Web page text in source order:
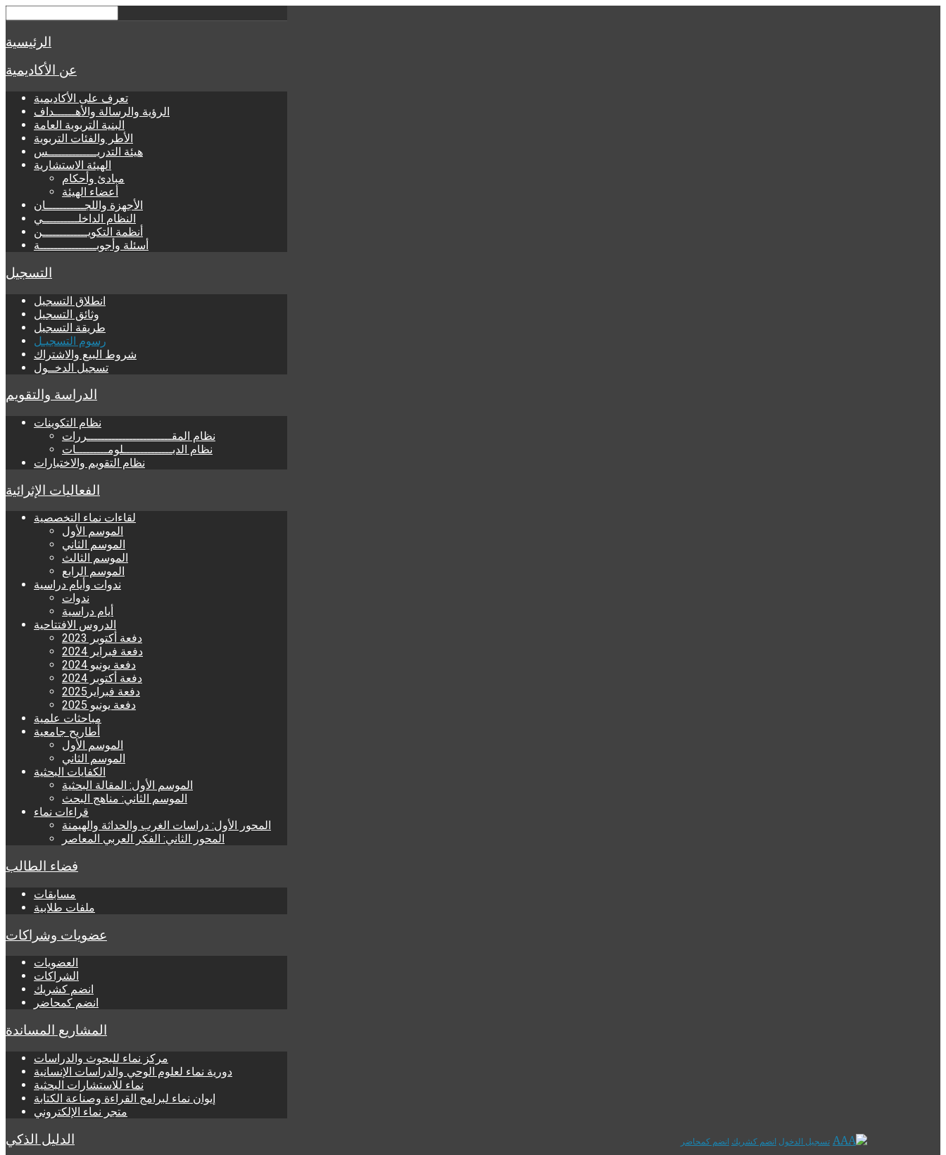
الرئيسية
عن الأكاديمية
تعرف على الأكاديمية
الرؤية والرسالة والأهــــــداف
البنية التربوية العامة
الأطر والفئات التربوية
هيئة التدريــــــــــــــس
الهيئة الاستشارية
مبادئ وأحكام
أعضاء الهيئة
الأجهزة واللجـــــــــــان
النظام الداخلــــــــــي
أنظمة التكويـــــــــــــن
أسئلة وأجوبــــــــــــــــة
التسجيل
انطلاق التسجيل
وثائق التسجيل
طريقة التسجيل
رسوم التسجيـل
شروط البيع والاشتراك
تسجيل الدخــول
الدراسة والتقويم
نظام التكوينات
نظام المقــــــــــــــــــــــــررات
نظام الدبــــــــــــــلومـــــــــات
نظام التقويم والاختبارات
الفعاليات الإثرائية
لقاءات نماء التخصصية
الموسم الأول
الموسم الثاني
الموسم الثالث
الموسم الرابع
ندوات وأيام دراسية
ندوات
أيام دراسية
الدروس الافتتاحية
دفعة أكتوبر 2023
دفعة فبراير 2024
دفعة يونيو 2024
دفعة أكتوبر 2024
دفعة فبراير2025
دفعة يونيو 2025
مباحثات علمية
أطاريح جامعية
الموسم الأول
الموسم الثاني
الكفايات البحثية
الموسم الأول: المقالة البحثية
الموسم الثاني: مناهج البحث
قراءات نماء
المحور الأول: دراسات الغرب والحداثة والهيمنة
المحور الثاني: الفكر العربي المعاصر
فضاء الطالب
مسابقات
ملفات طلابية
عضويات وشراكات
العضويات
الشراكات
انضم كشريك
انضم كمحاضر
المشاريع المساندة
مركز نماء للبحوث والدراسات
دورية نماء لعلوم الوحي والدراسات الإنسانية
نماء للاستشارات البحثية
إيوان نماء لبرامج القراءة وصناعة الكتابة
متجر نماء الإلكتروني
الدليل الذكي
تسجيل الدخول انضم كشريك انضم كمحاضر